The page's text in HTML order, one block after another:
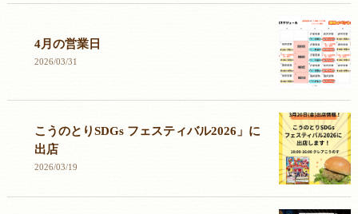
4月の営業日
2026/03/31
こうのとりSDGs フェスティバル2026」に
出店
2026/03/19